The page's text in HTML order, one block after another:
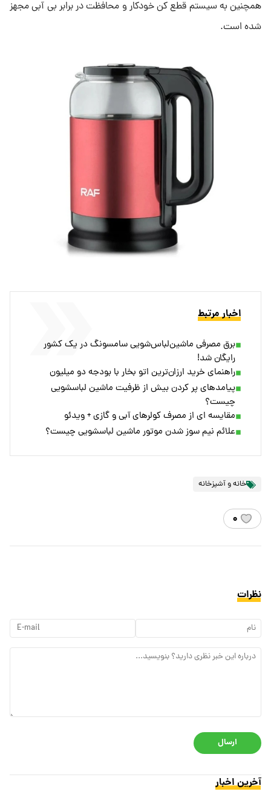
همچنین به سیستم قطع کن خودکار و محافظت در برابر بی آبی مجهز
شده است.
اخبار مرتبط
برق مصرفی ماشین‌لباس‌شویی‌ سامسونگ در یک کشور
رایگان شد!
راهنمای خرید ارزان‌ترین اتو بخار با بودجه دو میلیون
پیامدهای پر کردن بیش از ظرفیت ماشین لباسشویی
چیست؟
مقایسه ای از مصرف کولرهای آبی و گازی + ویدئو
علائم نیم سوز شدن موتور ماشین لباسشویی چیست؟
خانه و آشپزخانه
۰
نظرات
ارسال
آخرین اخبار